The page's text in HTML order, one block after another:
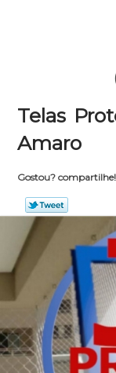
Telas
Amaro
Gostou? compartilhe!